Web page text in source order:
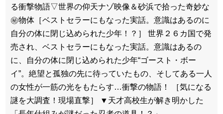
る衝撃物語▽世界の仰天ナゾ映像＆砂浜で拾った奇妙な
㊙物体［ベストセラーにもなった実話。意識はあるのに
自分の体に閉じ込められた少年！？］ 世界２６カ国で発
売され、ベストセラーにもなった実話。意識はあるの
に、自分の体に閉じ込められた少年“ゴースト・ボー
イ”。絶望と孤独の先に待っていたもの、そしてある一人
の女性が一筋の光をもたらす…衝撃の物語！ ［気になる
謎を大調査！現場直撃］ ▼天才高校生が解き明かした